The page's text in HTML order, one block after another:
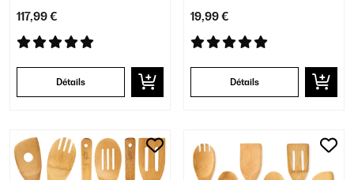
117,99 €
Détails
19,99 €
Détails